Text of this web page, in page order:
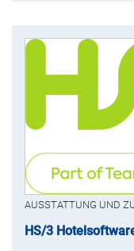
AUSSTATTUNG UND
HS/3